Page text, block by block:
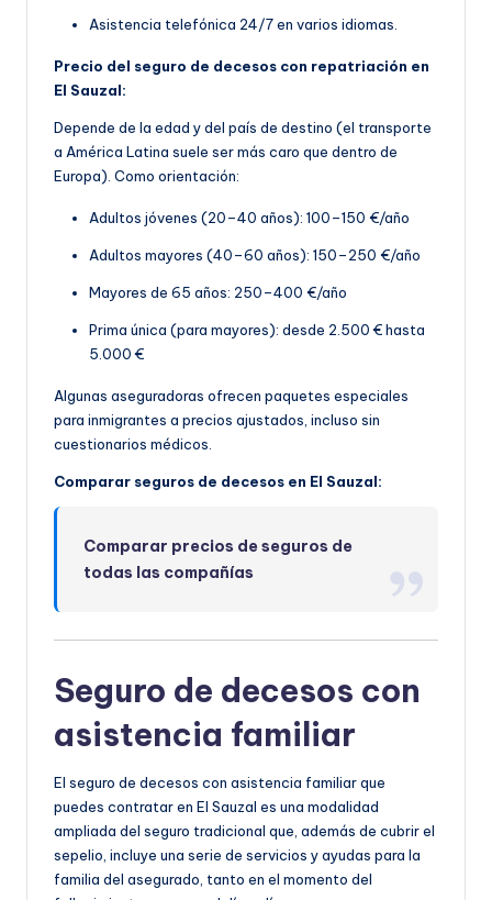
Asistencia telefónica 24/7 en varios idiomas.
Precio del seguro de decesos con repatriación en
El Sauzal:
Depende de la edad y del país de destino (el transporte
a América Latina suele ser más caro que dentro de
Europa). Como orientación:
Adultos jóvenes (20–40 años): 100–150 €/año
Adultos mayores (40–60 años): 150–250 €/año
Mayores de 65 años: 250–400 €/año
Prima única (para mayores): desde 2.500 € hasta
5.000 €
Algunas aseguradoras ofrecen paquetes especiales
para inmigrantes a precios ajustados, incluso sin
cuestionarios médicos.
Comparar seguros de decesos en El Sauzal:
Comparar precios de seguros de
todas las compañías
Seguro de decesos con
asistencia familiar
El seguro de decesos con asistencia familiar que
puedes contratar en El Sauzal es una modalidad
ampliada del seguro tradicional que, además de cubrir el
sepelio, incluye una serie de servicios y ayudas para la
familia del asegurado, tanto en el momento del